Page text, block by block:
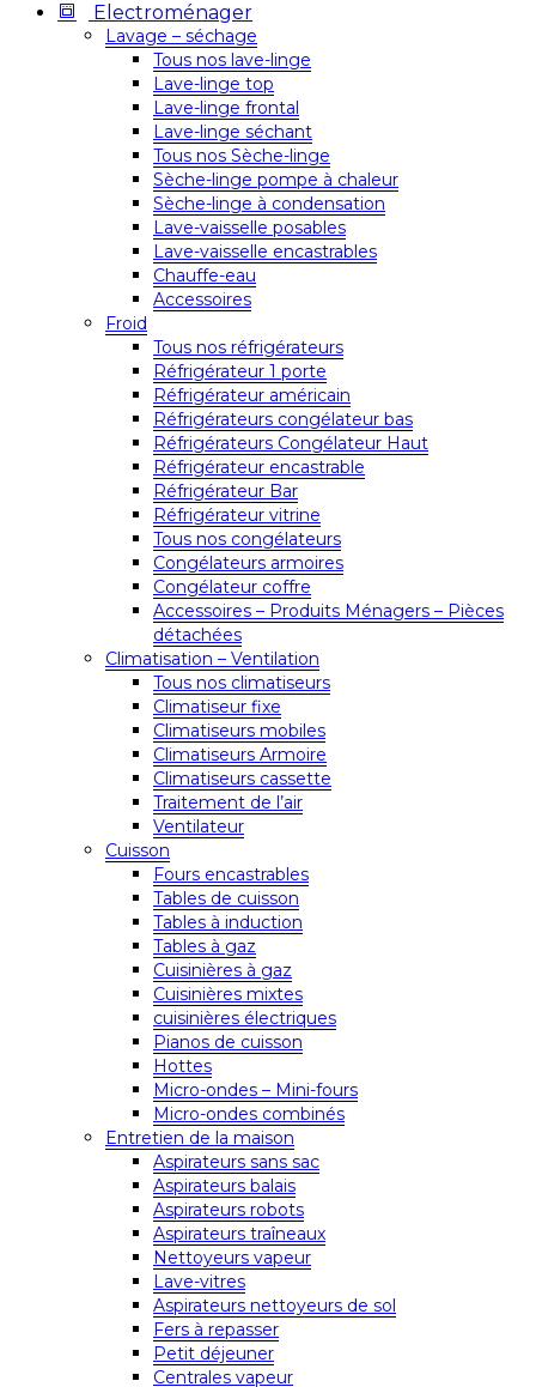
Electroménager
Lavage – séchage
Tous nos lave-linge
Lave-linge top
Lave-linge frontal
Lave-linge séchant
Tous nos Sèche-linge
Sèche-linge pompe à chaleur
Sèche-linge à condensation
Lave-vaisselle posables
Lave-vaisselle encastrables
Chauffe-eau
Accessoires
Froid
Tous nos réfrigérateurs
Réfrigérateur 1 porte
Réfrigérateur américain
Réfrigérateurs congélateur bas
Réfrigérateurs Congélateur Haut
Réfrigérateur encastrable
Réfrigérateur Bar
Réfrigérateur vitrine
Tous nos congélateurs
Congélateurs armoires
Congélateur coffre
Accessoires – Produits Ménagers – Pièces
détachées
Climatisation – Ventilation
Tous nos climatiseurs
Climatiseur fixe
Climatiseurs mobiles
Climatiseurs Armoire
Climatiseurs cassette
Traitement de l’air
Ventilateur
Cuisson
Fours encastrables
Tables de cuisson
Tables à induction
Tables à gaz
Cuisinières à gaz
Cuisinières mixtes
cuisinières électriques
Pianos de cuisson
Hottes
Micro-ondes – Mini-fours
Micro-ondes combinés
Entretien de la maison
Aspirateurs sans sac
Aspirateurs balais
Aspirateurs robots
Aspirateurs traîneaux
Nettoyeurs vapeur
Lave-vitres
Aspirateurs nettoyeurs de sol
Fers à repasser
Petit déjeuner
Centrales vapeur